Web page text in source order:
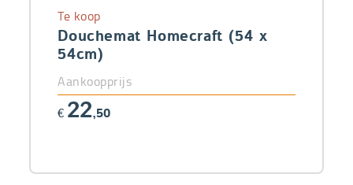
Douchemat Homecraft (54 x
54cm)
Te koop
Aankoopprijs
€ 22,50